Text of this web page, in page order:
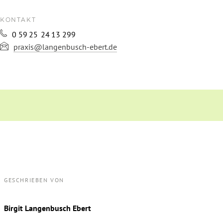
KONTAKT
0 59 25 24 13 299
praxis@langenbusch-ebert.de
GESCHRIEBEN VON
Birgit Langenbusch Ebert